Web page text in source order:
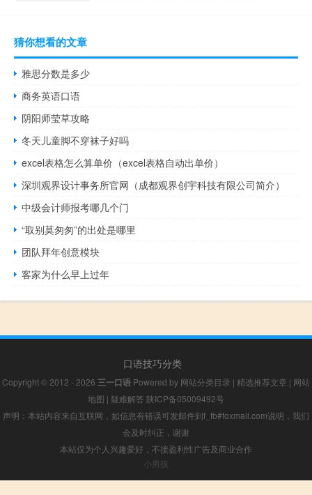
猜你想看的文章
雅思分数是多少
商务英语口语
阴阳师莹草攻略
冬天儿童脚不穿袜子好吗
excel表格怎么算单价（excel表格自动出单价）
深圳观界设计事务所官网（成都观界创宇科技有限公司简介）
中级会计师报考哪几个门
“取别莫匆匆”的出处是哪里
团队拜年创意模块
客家为什么早上过年
口语技巧分类
Copyright © 2012 - 2026 三一口语 Powered by 网站分类目录 | 精选推荐文章 | 网站
地图 | 疑难解答 陕ICP备05009492号
声明：本站内容来自互联网，如信息有错误可发邮件到f_fb#foxmail.com说明，我们
会及时纠正，谢谢
本站仅为个人兴趣爱好，不接盈利性广告及商业合作
小男孩